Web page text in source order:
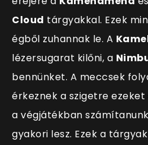
Cloud tárgyakkal. Ezek
égből zuhannak le. A
lézersugarat kilőni, a
bennünket. A meccsek
érkeznek a szigetre
a végjátékban
gyakori lesz. Ezek a